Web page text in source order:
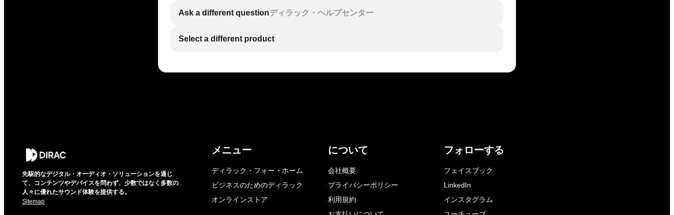
Ask a different questionディラック・ヘルプセンター
Select a different product
先駆的なデジタル・オーディオ・ソリューションを通じ
て、コンテンツやデバイスを問わず、少数ではなく多数の
人々に優れたサウンド体験を提供する。
Sitemap
メニュー
ディラック・フォー・ホーム
ビジネスのためのディラック
オンラインストア
について
会社概要
プライバシーポリシー
利用規約
フォローする
フェイスブック
LinkedIn
インスタグラム